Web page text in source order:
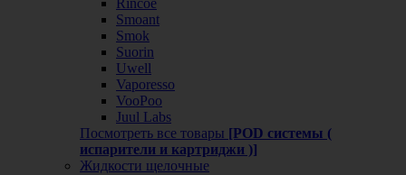
Rincoe
Smoant
Smok
Suorin
Uwell
Vaporesso
VooPoo
Juul Labs
Посмотреть все товары [POD системы (
испарители и картриджи )]
Жидкости щелочные